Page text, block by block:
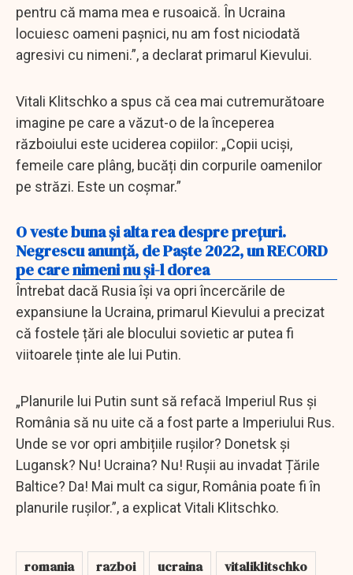
pentru că mama mea e rusoaică. În Ucraina
locuiesc oameni pașnici, nu am fost niciodată
agresivi cu nimeni.”, a declarat primarul Kievului.
Vitali Klitschko a spus că cea mai cutremurătoare
imagine pe care a văzut-o de la începerea
războiului este uciderea copiilor: „Copii uciși,
femeile care plâng, bucăți din corpurile oamenilor
pe străzi. Este un coșmar.”
O veste buna şi alta rea despre preţuri.
Negrescu anunţă, de Paşte 2022, un RECORD
pe care nimeni nu şi-l dorea
Întrebat dacă Rusia își va opri încercările de
expansiune la Ucraina, primarul Kievului a precizat
că fostele țări ale blocului sovietic ar putea fi
viitoarele ținte ale lui Putin.
„Planurile lui Putin sunt să refacă Imperiul Rus și
România să nu uite că a fost parte a Imperiului Rus.
Unde se vor opri ambițiile rușilor? Donetsk și
Lugansk? Nu! Ucraina? Nu! Rușii au invadat Țările
Baltice? Da! Mai mult ca sigur, România poate fi în
planurile rușilor.”, a explicat Vitali Klitschko.
romania razboi ucraina
vitaliklitschko